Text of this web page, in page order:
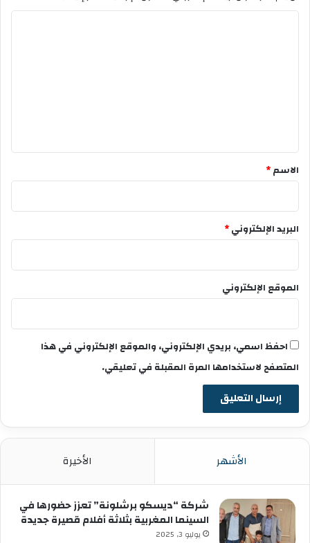
*
الاسم*
البريد الإلكتروني*
الموقع الإلكتروني
احفظ اسمي، بريدي الإلكتروني، والموقع الإلكتروني في هذا
المتصفح لاستخدامها المرة المقبلة في تعليقي.
الأشهر الأخيرة
شركة “ديسكو برشلونة” تعزز حضورها في
السينما المغربية بثلاثة أفلام قصيرة جديدة
يوليو 3, 2025